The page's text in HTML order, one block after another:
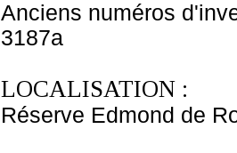
Anciens numéros
3187a
LOCALISATION :
Réserve Edmond de